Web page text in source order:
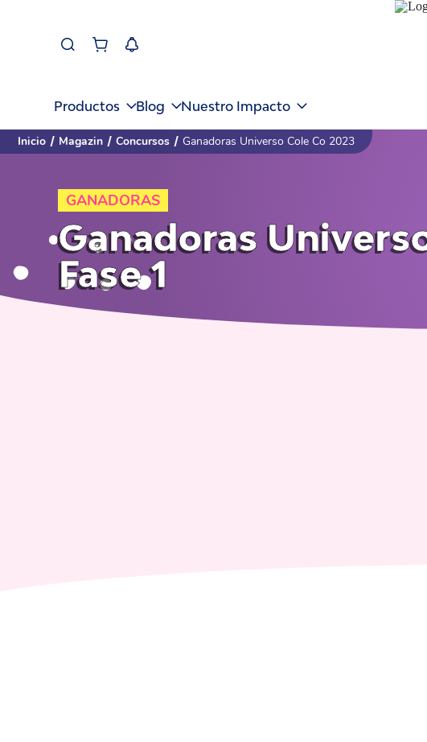
Productos Blog Nuestro Impacto
Inicio / Magazin / Concursos / Ganadoras Universo Cole Co 2023
GANADORAS
Ganadoras
Fase 1